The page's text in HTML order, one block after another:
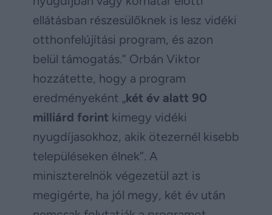
ellátásban részesülőknek is lesz vidéki
otthonfelújítási program, és azon
belül támogatás.” Orbán Viktor
hozzátette, hogy a program
eredményeként „két év alatt 90
milliárd forint kimegy vidéki
nyugdíjasokhoz, akik ötezernél kisebb
településeken élnek”. A
miniszterelnök végezetül azt is
megigérte, ha jól megy, két év után